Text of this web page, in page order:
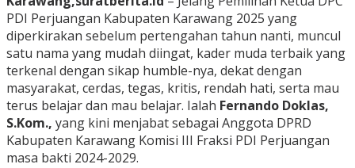
PDI Perjuangan Kabupaten Karawang 2025 yang
diperkirakan sebelum pertengahan tahun nanti, muncul
satu nama yang mudah diingat, kader muda terbaik yang
terkenal dengan sikap humble-nya, dekat dengan
masyarakat, cerdas, tegas, kritis, rendah hati, serta mau
terus belajar dan mau belajar. Ialah Fernando Doklas,
S.Kom., yang kini menjabat sebagai Anggota DPRD
Kabupaten Karawang Komisi III Fraksi PDI Perjuangan
masa bakti 2024-2029.